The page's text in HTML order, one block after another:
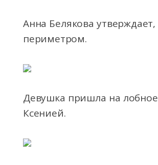
Анна Белякова
периметром.
Девушка пришла на
Ксенией.